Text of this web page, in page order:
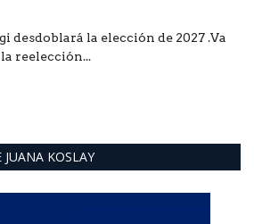
desdoblará la elección de 2027 .Va
reelección...
KOSLAY